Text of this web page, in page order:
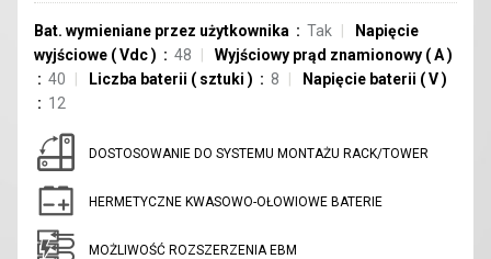
Bat. wymieniane przez użytkownika Tak
Napięcie
wyjściowe (Vdc) 48 Wyjściowy prąd znamionowy (A)
40
Liczba baterii ( sztuki ) 8 Napięcie baterii (V)
12
DOSTOSOWANIE DO SYSTEMU MONTAŻU RACK/TOWER
HERMETYCZNE KWASOWO-OŁOWIOWE BATERIE
MOŻLIWOŚĆ ROZSZERZENIA EBM